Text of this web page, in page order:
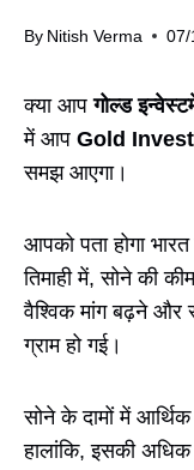
By Nitish Verma 07/
क्या आपगोल्ड
में आप Gold
समझ आएगा।
आपको पता होगा
तिमाही में, सोने की
वैश्विक मांग बढ़ने
ग्राम हो गई।
सोने के दामों में
हालांकि, इसकी